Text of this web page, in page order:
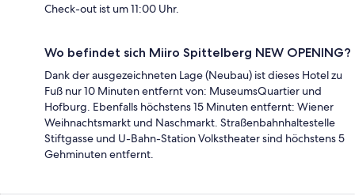
Check-out ist um 11:00 Uhr.
Wo befindet sich Miiro Spittelberg NEW OPENING?
Dank der ausgezeichneten Lage (Neubau) ist dieses Hotel zu
Fuß nur 10 Minuten entfernt von: MuseumsQuartier und
Hofburg. Ebenfalls höchstens 15 Minuten entfernt: Wiener
Weihnachtsmarkt und Naschmarkt. Straßenbahnhaltestelle
Stiftgasse und U-Bahn-Station Volkstheater sind höchstens 5
Gehminuten entfernt.